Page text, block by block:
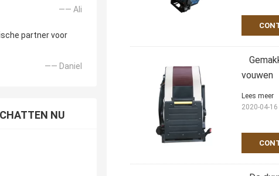
—— Ali
partner voor
—— Daniel
NU
vouwen
Lees meer
2020-04-